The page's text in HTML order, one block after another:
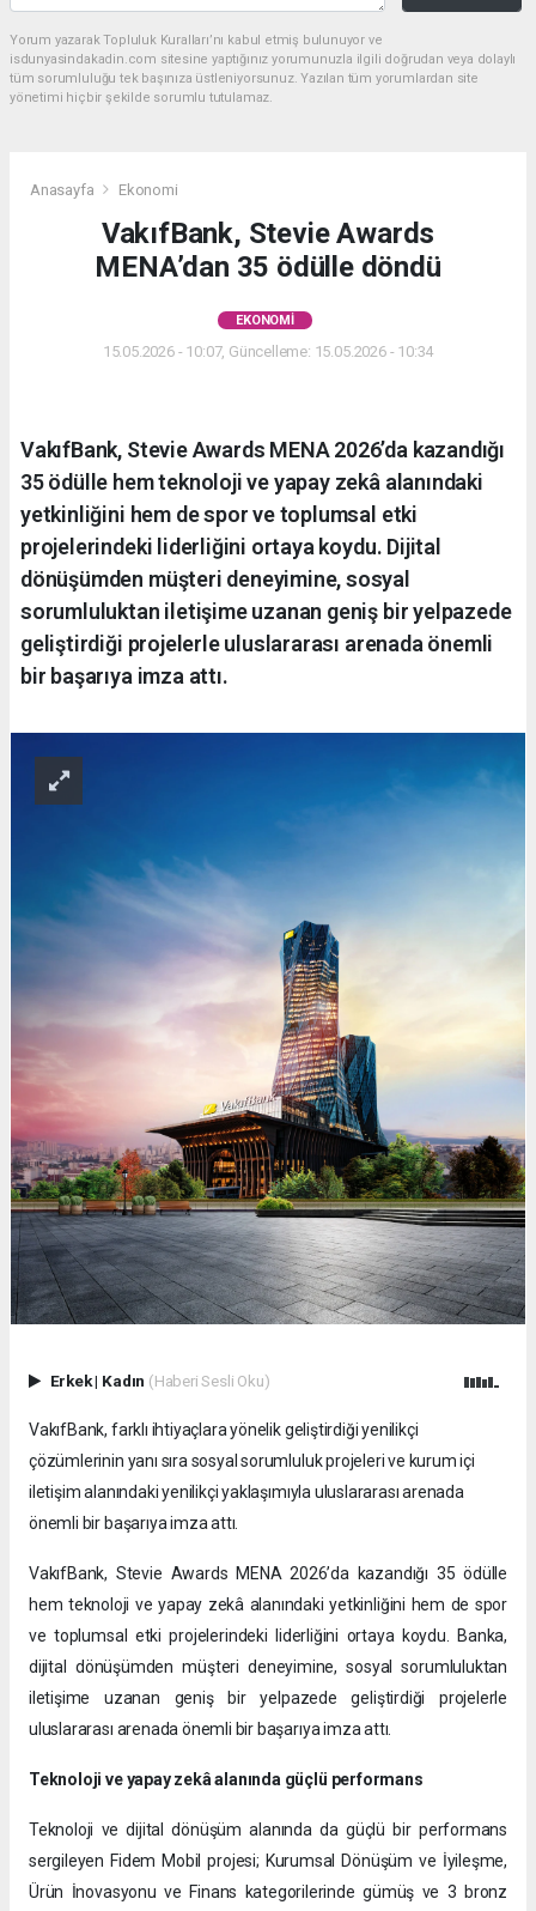
Yorum yazarak Topluluk Kuralları’nı kabul etmiş bulunuyor ve
isdunyasindakadin.com sitesine yaptığınız yorumunuzla ilgili doğrudan veya dolaylı
tüm sorumluluğu tek başınıza üstleniyorsunuz. Yazılan tüm yorumlardan site
yönetimi hiçbir şekilde sorumlu tutulamaz.
Anasayfa Ekonomi
VakıfBank, Stevie Awards
MENA’dan 35 ödülle döndü
EKONOMI
15.05.2026 - 10:07, Güncelleme: 15.05.2026 - 10:34
VakıfBank, Stevie Awards MENA 2026’da kazandığı
35 ödülle hem teknoloji ve yapay zekâ alanındaki
yetkinliğini hem de spor ve toplumsal etki
projelerindeki liderliğini ortaya koydu. Dijital
dönüşümden müşteri deneyimine, sosyal
sorumluluktan iletişime uzanan geniş bir yelpazede
geliştirdiği projelerle uluslararası arenada önemli
bir başarıya imza attı.
Erkek| Kadın (Haberi Sesli Oku)
VakıfBank, farklı ihtiyaçlara yönelik geliştirdiği yenilikçi
çözümlerinin yanı sıra sosyal sorumluluk projeleri ve kurum içi
iletişim alanındaki yenilikçi yaklaşımıyla uluslararası arenada
önemli bir başarıya imza attı.
VakıfBank, Stevie Awards MENA 2026’da kazandığı 35 ödülle
hem teknoloji ve yapay zekâ alanındaki yetkinliğini hem de spor
ve toplumsal etki projelerindeki liderliğini ortaya koydu. Banka,
dijital dönüşümden müşteri deneyimine, sosyal sorumluluktan
iletişime uzanan geniş bir yelpazede geliştirdiği projelerle
uluslararası arenada önemli bir başarıya imza attı.
Teknoloji ve yapay zekâ alanında güçlü performans
Teknoloji ve dijital dönüşüm alanında da güçlü bir performans
sergileyen Fidem Mobil projesi; Kurumsal Dönüşüm ve İyileşme,
Ürün İnovasyonu ve Finans kategorilerinde gümüş ve 3 bronz